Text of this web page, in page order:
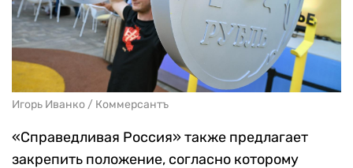
Игорь Иванко / Коммерсантъ
«Справедливая Россия» также предлагает
закрепить положение, согласно которому